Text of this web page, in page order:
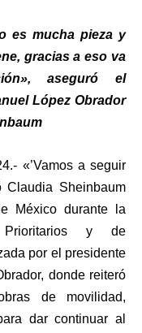
es mucha pieza y
gracias a eso va
aseguró el
López Obrador
«’Vamos a seguir
Claudia Sheinbaum
México durante la
Prioritarios y de
por el presidente
donde reiteró
de movilidad,
dar continuar al